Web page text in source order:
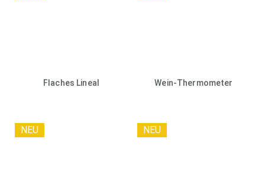
Flaches Lineal Wein-Thermometer
NEU NEU